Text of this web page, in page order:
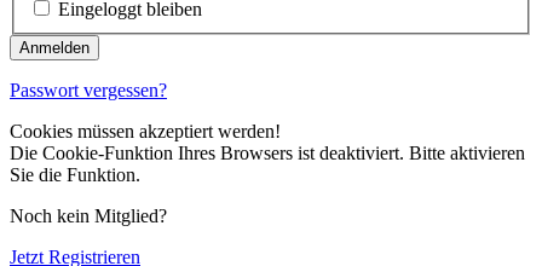
Eingeloggt bleiben
Passwort vergessen?
Cookies müssen akzeptiert werden!
Die Cookie-Funktion Ihres Browsers ist deaktiviert. Bitte aktivieren
Sie die Funktion.
Noch kein Mitglied?
Jetzt Registrieren